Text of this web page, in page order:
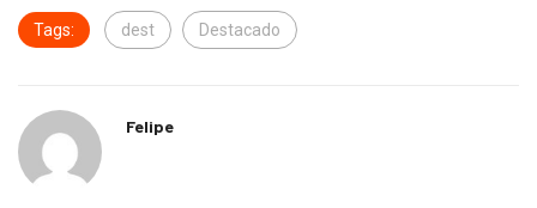
Tags: dest Destacado
Felipe